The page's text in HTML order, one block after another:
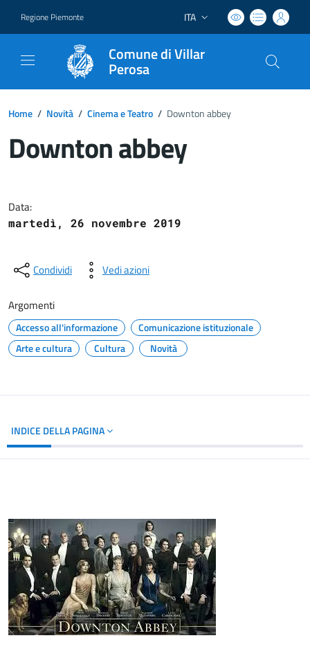
Regione Piemonte Lingua attiva:
ITA
Comune di Villar
Perosa
Home / Novità / Cinema e Teatro / Downton abbey
Downton abbey
Data:
martedì, 26 novembre 2019
Condividi Vedi azioni
Argomenti
Accesso all'informazione
Comunicazione istituzionale
Arte e cultura
Cultura Novità
INDICE DELLA PAGINA